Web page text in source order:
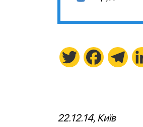
Twitter Facebook
22.12.14, Київ